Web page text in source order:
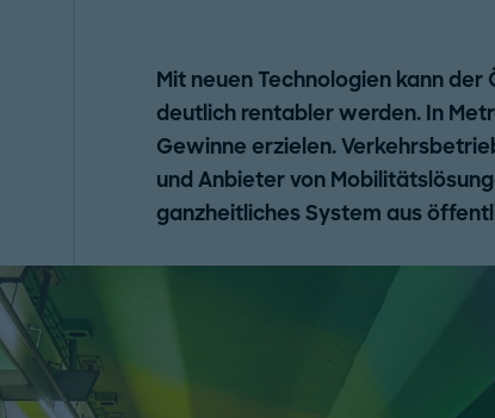
Mit neuen Technologien kann
deutlich rentabler werden. In
Gewinne erzielen.
und Anbieter von
ganzheitliches System aus